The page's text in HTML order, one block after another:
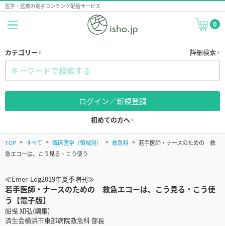
医学・医療の電子コンテンツ配信サービス
0
カテゴリー 詳細検索
ログイン／新規登録
初めての方へ
TOP すべて 臨床医学（領域別） 救急科
若手医師・ナースのための 救
急エコーは、こう見る・こう使う
≪Emer-Log2019年夏季増刊≫
若手医師・ナースのための 救急エコーは、こう見る・こう使
う【電子版】
船曵 知弘(編集)
済生会横浜市東部病院救急科 部長